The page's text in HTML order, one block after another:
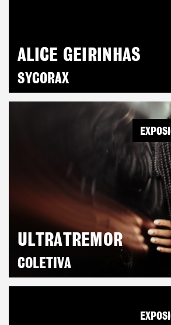
ALICE GEIRINHAS
SYCORAX
ULTRATREMOR
COLETIVA